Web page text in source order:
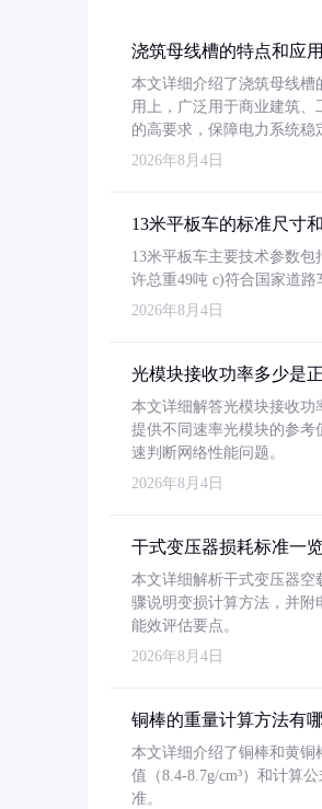
浇筑母线槽的特点和应
本文详细介绍了浇筑母线槽
用上，广泛用于商业建筑
的高要求，保障电力系统稳
2026年8月4日
13米平板车的标准尺寸
13米平板车主要技术参数包
许总重49吨 c)符合国家道
2026年8月4日
光模块接收功率多少是
本文详细解答光模块接收功
提供不同速率光模块的参
速判断网络性能问题。
2026年8月4日
干式变压器损耗标准一
本文详细解析干式变压器空
骤说明变损计算方法，并附
能效评估要点。
2026年8月4日
铜棒的重量计算方法有
本文详细介绍了铜棒和黄铜
值（8.4-8.7g/cm³）和计算
准。